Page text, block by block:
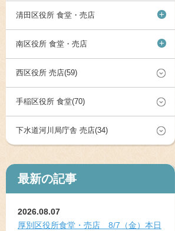
清田区役所 食堂・売店 +
南区役所 食堂・売店 +
西区役所 売店(59)
手稲区役所 食堂(70)
下水道河川局庁舎 売店(34)
最新の記事
2026.08.07
厚別区役所食堂・売店 8/7（金）本日